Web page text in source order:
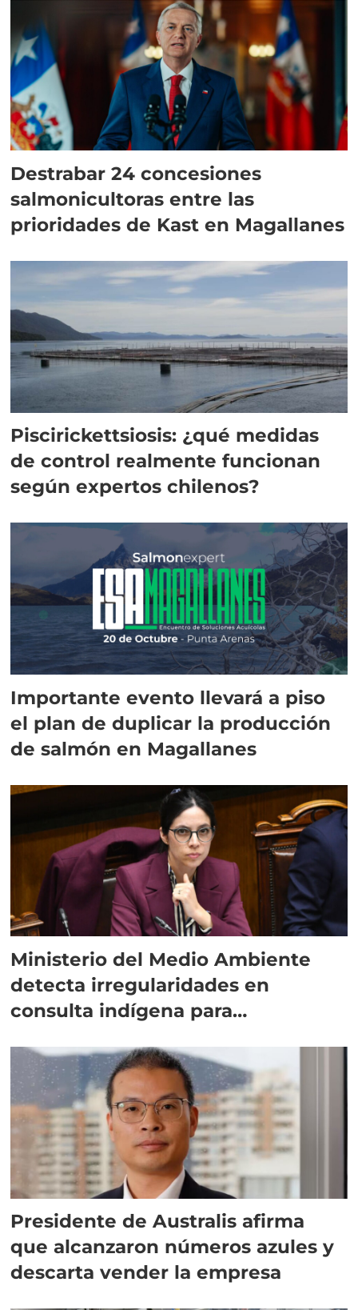
Destrabar 24 concesiones
salmonicultoras entre las
prioridades de Kast en Magallanes
Piscirickettsiosis: ¿qué medidas
de control realmente funcionan
según expertos chilenos?
Importante evento llevará a piso
el plan de duplicar la producción
de salmón en Magallanes
Ministerio del Medio Ambiente
detecta irregularidades en
consulta indígena para
Presidente de Australis afirma
que alcanzaron números azules y
descarta vender la empresa